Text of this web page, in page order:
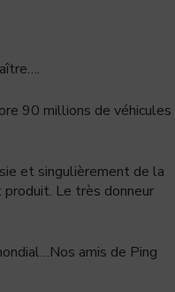
90 millions de véhicules
et singulièrement de la
Le très donneur
amis de Ping